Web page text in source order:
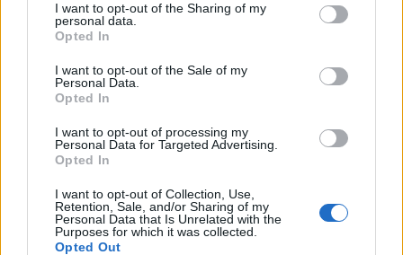
not limited to your visit or usage behaviour. You may click to
grant or deny consent to Google and its third-party tags to
use your data for below specified purposes in below Google
consent section.
I want to opt-out of the Sharing of my
personal data.
Opted In
I want to opt-out of the Sale of my
Personal Data.
Opted In
I want to opt-out of processing my
Personal Data for Targeted Advertising.
Opted In
I want to opt-out of Collection, Use,
Retention, Sale, and/or Sharing of my
Personal Data that Is Unrelated with the
Purposes for which it was collected.
Opted Out
Μητσοτάκης για Ιωάννη Βαρβιτσιώτη: «Ήταν
πολιτικός φτιαγμένος από σπάνιο μέταλλο μιας
άλλης εποχής»
Στη Μητρόπολη Αθηνών, το τελευταίο αντίο στον Γιάννη
Βαρβιτσιώτη, με τον πρωθυπουργό να εκφωνεί τον επικήδειο
για το ιστορικό στέλεχος της Νέας Δημοκρατίας.